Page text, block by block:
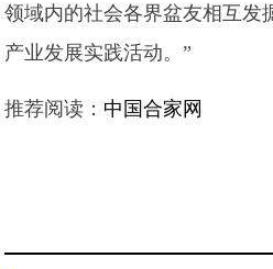
领域内的社会各界盆友相互发
产业发展实践活动。”
推荐阅读： 中国合家网